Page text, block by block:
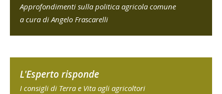
Approfondimenti sulla politica agricola comune
a cura di Angelo Frascarelli
L'Esperto risponde
I consigli di Terra e Vita agli agricoltori